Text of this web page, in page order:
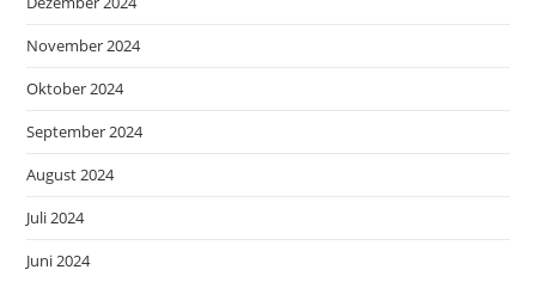
November 2024
Oktober 2024
September 2024
August 2024
Juli 2024
Juni 2024